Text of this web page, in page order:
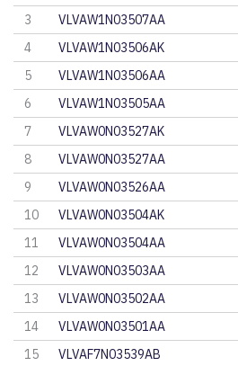
3
VLVAW1N03507AA
4
VLVAW1N03506AK
5
VLVAW1N03506AA
6
VLVAW1N03505AA
7
VLVAW0N03527AK
8
VLVAW0N03527AA
9
VLVAW0N03526AA
10
VLVAW0N03504AK
11
VLVAW0N03504AA
12
VLVAW0N03503AA
13
VLVAW0N03502AA
14
VLVAW0N03501AA
15
VLVAF7N03539AB